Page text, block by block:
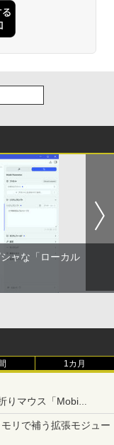
ャな「ローカル
1カ月
りマウス「Mobi
リで補う拡張モジュー